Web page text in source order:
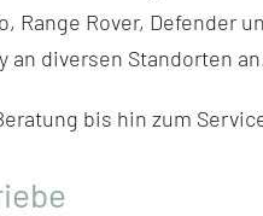
Range Rover, Defender
an diversen Stand­orten
bis hin zum